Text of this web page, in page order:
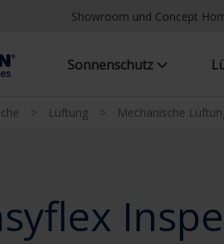
Showroom und Concept
Sonnenschutz
> Lüftung > Mechanische